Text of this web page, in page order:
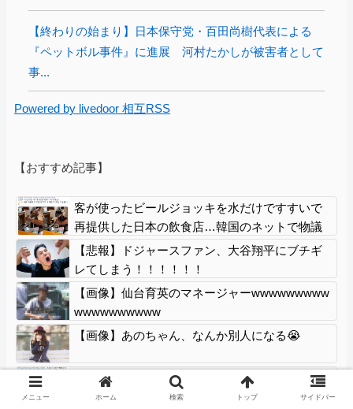
【終わりの始まり】日本保守党・百田尚樹代表による
『ペットボル事件』に進展 河村たかしが被害者として
事...
Powered by livedoor 相互RSS
【おすすめ記事】
客が使ったビールジョッキを水だけですすいで
再提供した日本の飲食店…韓国のネットで物議
【悲報】ドジャースファン、大谷翔平にブチギ
レてしまう！！！！！！
【画像】仙台育英のマネージャーwwwwwwwww
wwwwwwwwww
【画像】あのちゃん、なんか別人になる😭
【市川】公園で集団礼拝は認めない？30年続く
モスクの祭りに異変 元参政党の市議とムスリ
メニュー ホーム 検索 トップ サイドバー